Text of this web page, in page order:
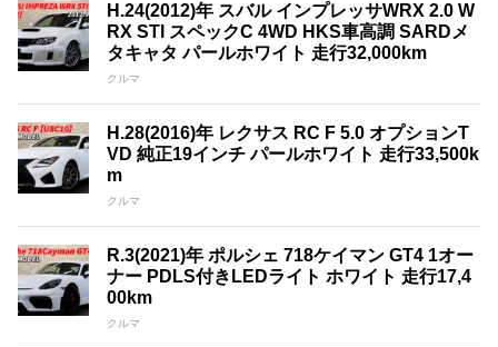
H.24(2012)年 スバル インプレッサWRX 2.0 W
RX STI スペックC 4WD HKS車高調 SARDメ
タキャタ パールホワイト 走行32,000km
クルマ
H.28(2016)年 レクサス RC F 5.0 オプションT
VD 純正19インチ パールホワイト 走行33,500k
m
クルマ
R.3(2021)年 ポルシェ 718ケイマン GT4 1オー
ナー PDLS付きLEDライト ホワイト 走行17,4
00km
クルマ